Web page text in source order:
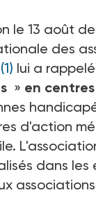
le 13 août
des
(1) lui a
» en
d'action
dans